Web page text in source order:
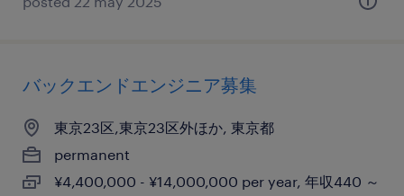
バックエンドエンジニア募集
東京23区,東京23区外ほか, 東京都
permanent
¥4,400,000 - ¥14,000,000 per year, 年収440 ～